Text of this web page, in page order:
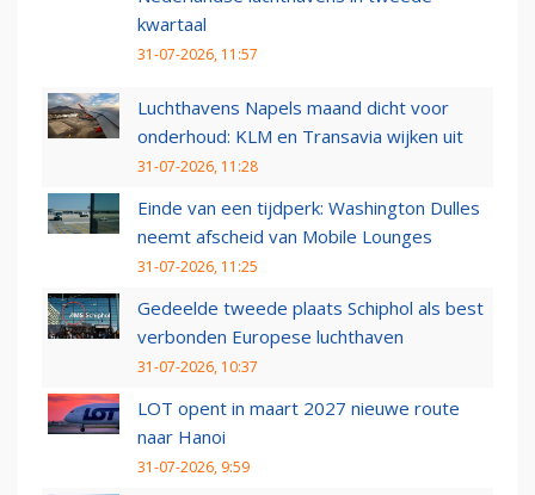
kwartaal
31-07-2026, 11:57
Luchthavens Napels maand dicht voor
onderhoud: KLM en Transavia wijken uit
31-07-2026, 11:28
Einde van een tijdperk: Washington Dulles
neemt afscheid van Mobile Lounges
31-07-2026, 11:25
Gedeelde tweede plaats Schiphol als best
verbonden Europese luchthaven
31-07-2026, 10:37
LOT opent in maart 2027 nieuwe route
naar Hanoi
31-07-2026, 9:59